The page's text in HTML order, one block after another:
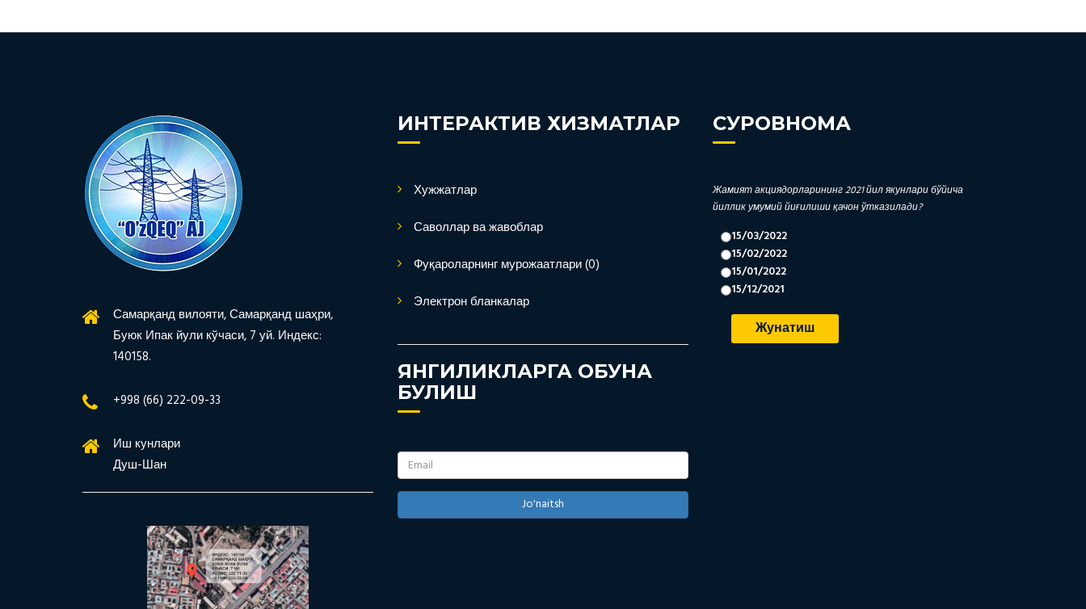
Самарқанд вилояти, Самарқанд шаҳри,
Буюк Ипак йули кўчаси, 7 уй. Индекс:
140158.
+998 (66) 222-09-33
Иш кунлари
Душ-Шан
ИНТЕРАКТИВ ХИЗМАТЛАР
Хужжатлар
Саволлар ва жавоблар
Фуқароларнинг мурожаатлари (0)
Электрон бланкалар
ЯНГИЛИКЛАРГА ОБУНА
БУЛИШ
Jo'naitsh
СУРОВНОМА
Жамият акциядорларининг 2021 йил якунлари бўйича
йиллик умумий йиғилиши қачон ўтказилади?
15/03/2022
15/02/2022
15/01/2022
15/12/2021